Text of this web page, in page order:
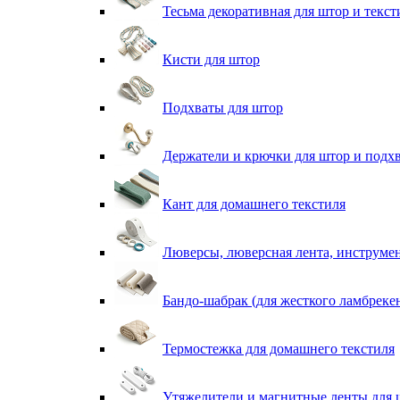
Тесьма декоративная для штор и
Кисти для штор
Подхваты для штор
Держатели и крючки для штор и
Кант для домашнего текстиля
Люверсы, люверсная лента,
Бандо-шабрак (для жесткого
Термостежка для домашнего текстиля
Утяжелители и магнитные ленты для